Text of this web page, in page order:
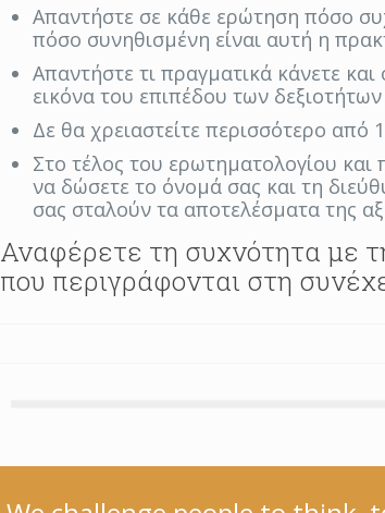
Απαντήστε σε κάθε ερώτηση πόσο
πόσο συνηθισμένη είναι αυτή η
Απαντήστε τι πραγματικά κάνετε
εικόνα του επιπέδου των
Δε θα χρειαστείτε περισσότερο από
Στο τέλος του ερωτηματολογίου
να δώσετε το όνομά σας και τη
σας σταλούν τα αποτελέσματα της
Αναφέρετε τη συχνότητα με
που περιγράφονται στη